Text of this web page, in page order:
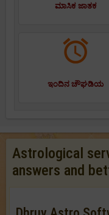
ಮಾಸಿಕ ಜಾತಕ
ಇಂದಿನ ಚೌಘಡಿಯ
Astrological
answers and